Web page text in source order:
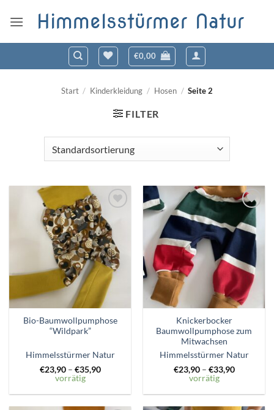
Inhalt
Himmelsstürmer Natur
€0,00
Start / Kinderkleidung / Hosen / Seite 2
FILTER
Zum
Wunschzettel
hinzufügen
Bio-Baumwollpumphose
“Wildpark”
Himmelsstürmer Natur
€23,90– €35,90
vorrätig
Wunschzettel
hinzufügen
Knickerbocker
Baumwollpumphose zum
Mitwachsen
Himmelsstürmer Natur
€23,90– €33,90
vorrätig